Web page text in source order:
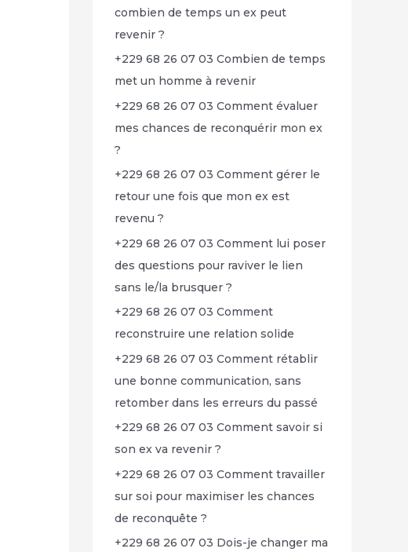
combien de temps un ex peut
revenir ?
+229 68 26 07 03 Combien de temps
met un homme à revenir
+229 68 26 07 03 Comment évaluer
mes chances de reconquérir mon ex
?
+229 68 26 07 03 Comment gérer le
retour une fois que mon ex est
revenu ?
+229 68 26 07 03 Comment lui poser
des questions pour raviver le lien
sans le/la brusquer ?
+229 68 26 07 03 Comment
reconstruire une relation solide
+229 68 26 07 03 Comment rétablir
une bonne communication, sans
retomber dans les erreurs du passé
+229 68 26 07 03 Comment savoir si
son ex va revenir ?
+229 68 26 07 03 Comment travailler
sur soi pour maximiser les chances
de reconquête ?
+229 68 26 07 03 Dois-je changer ma